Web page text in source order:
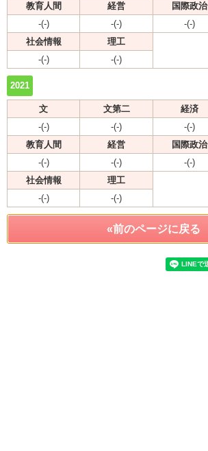
教育人間
経営 国際政治
-(-)
-(-) -(-)
社会情報
理工
-(-)
-(-)
2021
文 文第二 経済
-(-)
-(-) -(-)
教育人間
経営 国際政治
-(-)
-(-) -(-)
社会情報
理工
-(-)
-(-)
«前のページに戻る